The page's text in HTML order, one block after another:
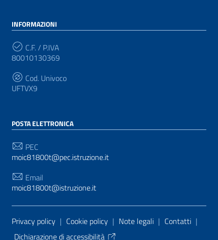
INFORMAZIONI
C.F. / P.IVA
80010130369
Cod. Univoco
UFTVX9
POSTA ELETTRONICA
PEC
moic81800t@pec.istruzione.it
Email
moic81800t@istruzione.it
Sezione Link Utili
Privacy policy | Cookie policy | Note legali | Contatti |
Dichiarazione di accessibilità